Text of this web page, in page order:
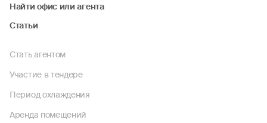
Найти офис или агента
Статьи
Стать агентом
Участие в тендере
Период охлаждения
Аренда помещений